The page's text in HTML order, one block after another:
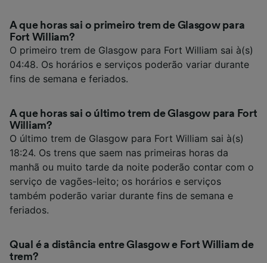
A que horas sai o primeiro trem de Glasgow para
Fort William?
O primeiro trem de Glasgow para Fort William sai à(s)
04:48. Os horários e serviços poderão variar durante
fins de semana e feriados.
A que horas sai o último trem de Glasgow para Fort
William?
O último trem de Glasgow para Fort William sai à(s)
18:24. Os trens que saem nas primeiras horas da
manhã ou muito tarde da noite poderão contar com o
serviço de vagões-leito; os horários e serviços
também poderão variar durante fins de semana e
feriados.
Qual é a distância entre Glasgow e Fort William de
trem?